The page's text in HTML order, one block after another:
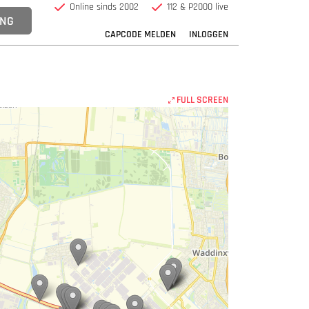
CAPCODE MELDEN INLOGGEN
Online sinds 2002 112 & P2000 live
FULL SCREEN